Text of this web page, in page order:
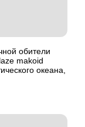
обители
makoid
океана,